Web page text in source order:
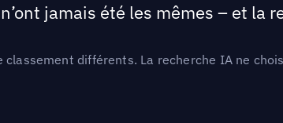
jamais été les mêmes – et la
différents. La recherche IA ne